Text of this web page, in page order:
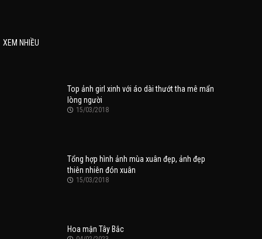
XEM NHIỀU
Top ảnh girl xinh với áo dài thướt tha mê mẩn
lòng người
15/03/2018
Tổng hợp hình ảnh mùa xuân đẹp, ảnh đẹp
thiên nhiên đón xuân
15/03/2018
Hoa mận Tây Bắc